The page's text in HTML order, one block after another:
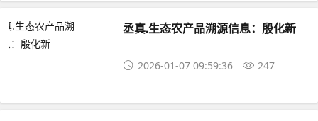
丞真.生态农产品溯源信息：殷化新
2026-01-07 09:59:36 247